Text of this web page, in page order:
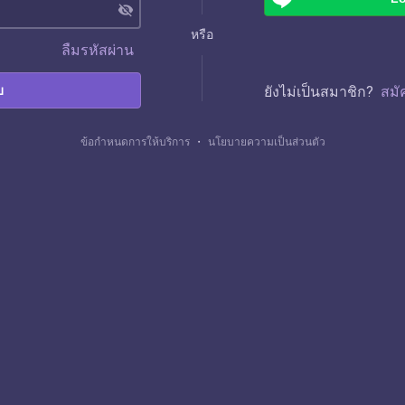
visibility_off
ลืมรหัสผ่าน
หรือ
ยังไม่เป็นสมาชิก? สมั
ข้อกำหนดการให้บริการ ・ นโยบายความเป็นส่วนตัว